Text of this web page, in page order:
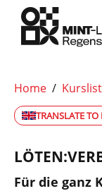
Home /
TRANSLATE TO
Für die ganz